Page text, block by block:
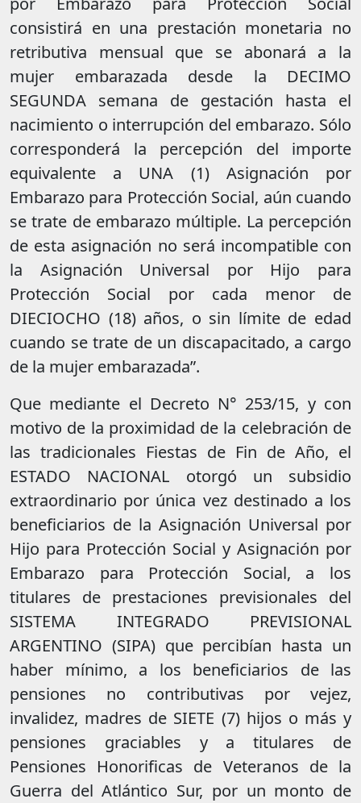
consistirá en una prestación monetaria no
retributiva mensual que se abonará a la
mujer embarazada desde la DECIMO
SEGUNDA semana de gestación hasta el
nacimiento o interrupción del embarazo. Sólo
corresponderá la percepción del importe
equivalente a UNA (1) Asignación por
Embarazo para Protección Social, aún cuando
se trate de embarazo múltiple. La percepción
de esta asignación no será incompatible con
la Asignación Universal por Hijo para
Protección Social por cada menor de
DIECIOCHO (18) años, o sin límite de edad
cuando se trate de un discapacitado, a cargo
de la mujer embarazada”.
Que mediante el Decreto N° 253/15, y con
motivo de la proximidad de la celebración de
las tradicionales Fiestas de Fin de Año, el
ESTADO NACIONAL otorgó un subsidio
extraordinario por única vez destinado a los
beneficiarios de la Asignación Universal por
Hijo para Protección Social y Asignación por
Embarazo para Protección Social, a los
titulares de prestaciones previsionales del
SISTEMA INTEGRADO PREVISIONAL
ARGENTINO (SIPA) que percibían hasta un
haber mínimo, a los beneficiarios de las
pensiones no contributivas por vejez,
invalidez, madres de SIETE (7) hijos o más y
pensiones graciables y a titulares de
Pensiones Honorificas de Veteranos de la
Guerra del Atlántico Sur, por un monto de